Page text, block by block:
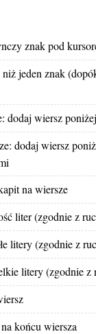
znak pod
jeden znak
dodaj wiersz
dodaj wiersz
na wiersze
liter (zgodnie z
litery (zgodnie z
litery (zgodnie z
końcu wiersza